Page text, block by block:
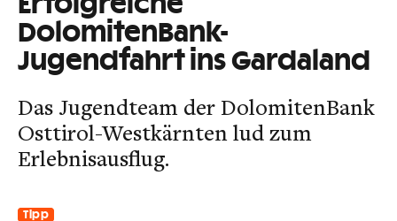
Erfolgreiche
DolomitenBank-
Jugendfahrt ins Gardaland
Das Jugendteam der DolomitenBank
Osttirol-Westkärnten lud zum
Erlebnisausflug.
Tipp